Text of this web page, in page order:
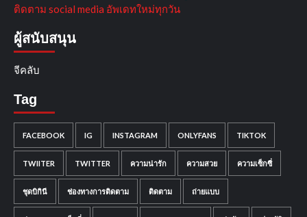
ติดตาม social media อัพเดทใหม่ทุกวัน
ผู้สนับสนุน
จีคลับ
Tag
FACEBOOK IG INSTAGRAM ONLYFANS TIKTOK
TWIITER TWITTER ความน่ารัก ความสวย ความเซ็กซี่
ชุดบิกินี ช่องทางการติดตาม ติดตาม ถ่ายแบบ